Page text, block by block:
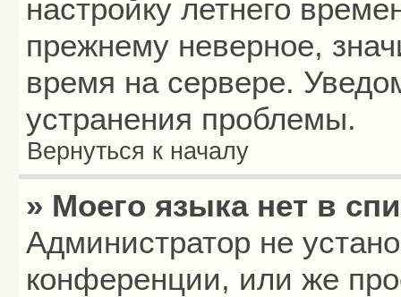
настройку летнего
прежнему неверное,
время на сервере.
устранения проблемы.
Вернуться к началу
» Моего языка нет в
Администратор не
конференции, или же